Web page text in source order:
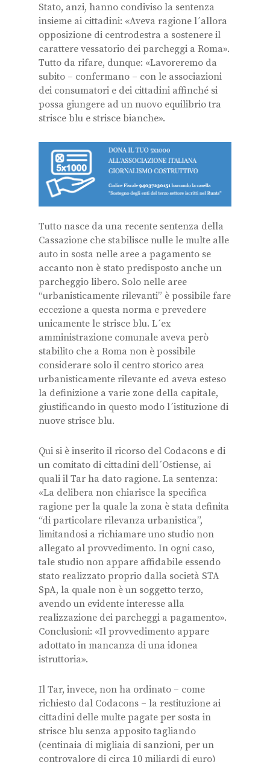
Stato, anzi, hanno condiviso la sentenza
insieme ai cittadini: «Aveva ragione l´allora
opposizione di centrodestra a sostenere il
carattere vessatorio dei parcheggi a Roma».
Tutto da rifare, dunque: «Lavoreremo da
subito – confermano – con le associazioni
dei consumatori e dei cittadini affinché si
possa giungere ad un nuovo equilibrio tra
strisce blu e strisce bianche».
Tutto nasce da una recente sentenza della
Cassazione che stabilisce nulle le multe alle
auto in sosta nelle aree a pagamento se
accanto non è stato predisposto anche un
parcheggio libero. Solo nelle aree
“urbanisticamente rilevanti” è possibile fare
eccezione a questa norma e prevedere
unicamente le strisce blu. L´ex
amministrazione comunale aveva però
stabilito che a Roma non è possibile
considerare solo il centro storico area
urbanisticamente rilevante ed aveva esteso
la definizione a varie zone della capitale,
giustificando in questo modo l´istituzione di
nuove strisce blu.
Qui si è inserito il ricorso del Codacons e di
un comitato di cittadini dell´Ostiense, ai
quali il Tar ha dato ragione. La sentenza:
«La delibera non chiarisce la specifica
ragione per la quale la zona è stata definita
“di particolare rilevanza urbanistica”,
limitandosi a richiamare uno studio non
allegato al provvedimento. In ogni caso,
tale studio non appare affidabile essendo
stato realizzato proprio dalla società STA
SpA, la quale non è un soggetto terzo,
avendo un evidente interesse alla
realizzazione dei parcheggi a pagamento».
Conclusioni: «Il provvedimento appare
adottato in mancanza di una idonea
istruttoria».
Il Tar, invece, non ha ordinato – come
richiesto dal Codacons – la restituzione ai
cittadini delle multe pagate per sosta in
strisce blu senza apposito tagliando
(centinaia di migliaia di sanzioni, per un
controvalore di circa 10 miliardi di euro)